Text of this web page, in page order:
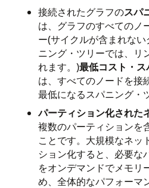
接続されたグラフのスパ
は、グラフのすべてのノ
ー(サイクルが含まれな
ニング・ツリーでは、リ
れます。)最低コスト・
は、すべてのノードを接
最低になるスパニング・
パーティション化された
複数のパーティションを
ことです。大規模なネッ
ション化すると、必要な
をオンデマンドでメモリ
め、全体的なパフォーマ